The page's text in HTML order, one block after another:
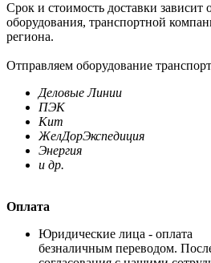
Срок и стоимость доставки зависит
оборудования, транспортной
региона.
Отправляем оборудование
Деловые Линии
ПЭК
Кит
ЖелДорЭкспедиция
Энергия
и др.
Оплата
Юридические лица - оплата
безналичным переводом.